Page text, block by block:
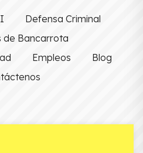
Defensa Criminal
de Bancarrota
Empleos
Blog